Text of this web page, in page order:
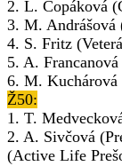
2. L. Čopáková
3. M.
4. S. Fritz
5. A.
6. M. Kuchárová
Ž50:
1. T.
2. A. Sivčová
(Active Life